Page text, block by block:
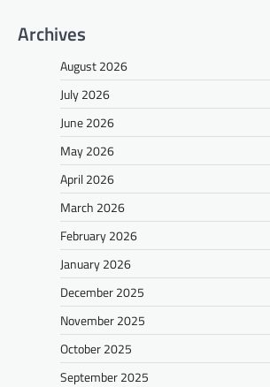
Archives
August 2026
July 2026
June 2026
May 2026
April 2026
March 2026
February 2026
January 2026
December 2025
November 2025
October 2025
September 2025